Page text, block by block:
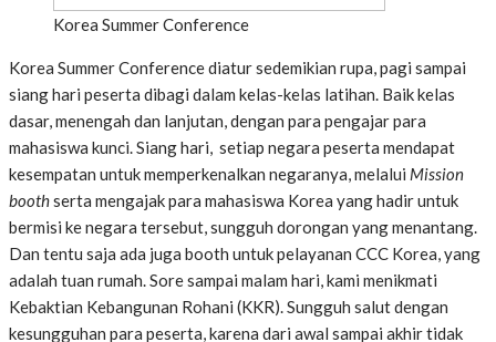
Korea Summer Conference
Korea Summer Conference diatur sedemikian rupa, pagi sampai
siang hari peserta dibagi dalam kelas-kelas latihan. Baik kelas
dasar, menengah dan lanjutan, dengan para pengajar para
mahasiswa kunci. Siang hari, setiap negara peserta mendapat
kesempatan untuk memperkenalkan negaranya, melalui Mission
boothserta mengajak para mahasiswa Korea yang hadir untuk
bermisi ke negara tersebut, sungguh dorongan yang menantang.
Dan tentu saja ada juga booth untuk pelayanan CCC Korea, yang
adalah tuan rumah. Sore sampai malam hari, kami menikmati
Kebaktian Kebangunan Rohani (KKR). Sungguh salut dengan
kesungguhan para peserta, karena dari awal sampai akhir tidak